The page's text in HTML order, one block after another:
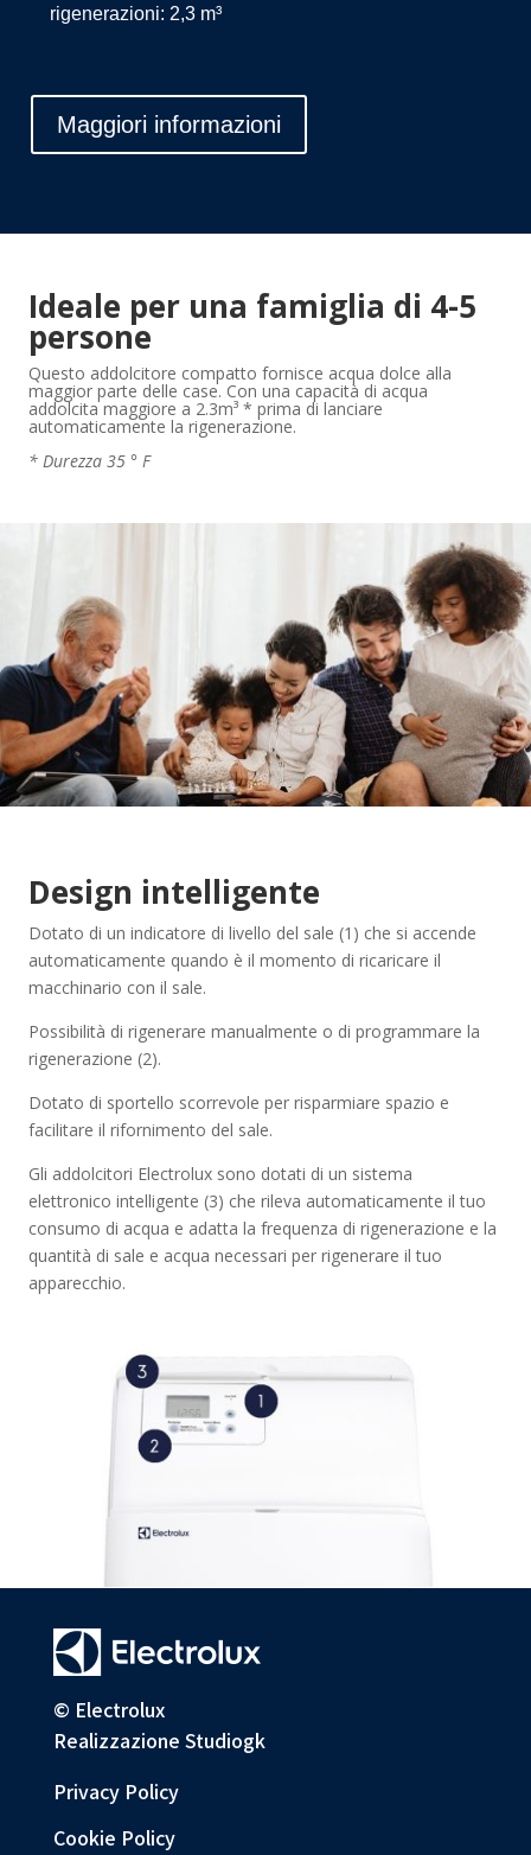
rigenerazioni: 2,3 m³
Maggiori informazioni
Ideale per una famiglia di 4-5
persone
Questo addolcitore compatto fornisce acqua dolce alla
maggior parte delle case. Con una capacità di acqua
addolcita maggiore a 2.3m³ * prima di lanciare
automaticamente la rigenerazione.
* Durezza 35 ° F
Design intelligente
Dotato di un indicatore di livello del sale (1) che si accende
automaticamente quando è il momento di ricaricare il
macchinario con il sale.
Possibilità di rigenerare manualmente o di programmare la
rigenerazione (2).
Dotato di sportello scorrevole per risparmiare spazio e
facilitare il rifornimento del sale.
Gli addolcitori Electrolux sono dotati di un sistema
elettronico intelligente (3) che rileva automaticamente il tuo
consumo di acqua e adatta la frequenza di rigenerazione e la
quantità di sale e acqua necessari per rigenerare il tuo
apparecchio.
© Electrolux
Realizzazione Studiogk
Privacy Policy
Cookie Policy